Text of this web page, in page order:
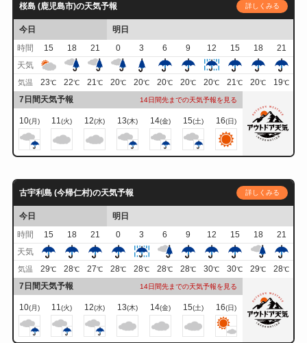
桜島 (鹿児島市)の天気予報 詳しくみる
今日
明日
時間
15 18 21 0 3 6 9 12 15 18
21
天気
気温 23℃ 22℃ 21℃ 20℃ 20℃ 20℃ 20℃ 20℃ 21℃ 20℃ 19℃
7日間天気予報 14日間先までの天気予報を見る
10(月) 11(火) 12(水) 13(木) 14(金) 15(土) 16(日)
古宇利島 (今帰仁村)の天気予報 詳しくみる
今日
明日
時間
15 18 21 0 3 6 9 12 15 18
21
天気
気温 29℃ 28℃ 27℃ 28℃ 28℃ 28℃ 28℃ 30℃ 30℃ 29℃ 28℃
7日間天気予報 14日間先までの天気予報を見る
10(月) 11(火) 12(水) 13(木) 14(金) 15(土) 16(日)